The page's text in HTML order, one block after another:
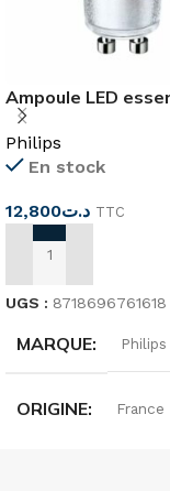
Ampoule LED
4,6-50 W GU10 865
Philips
En stock
د.ت12,800 TTC
AJOUTER AU PANIER
UGS : 8718696761618
MARQUE Philips
ORIGINE France